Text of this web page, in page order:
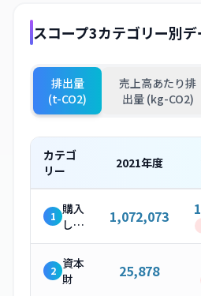
スコープ3カテゴリー別デ
排出量
(t-CO2)
売上高あたり排
出量 (kg-CO2)
カテゴ
リー
2021年度
1 購入
した
製
品・
サー
ビス
1,072,073
2 資本
財
25,878